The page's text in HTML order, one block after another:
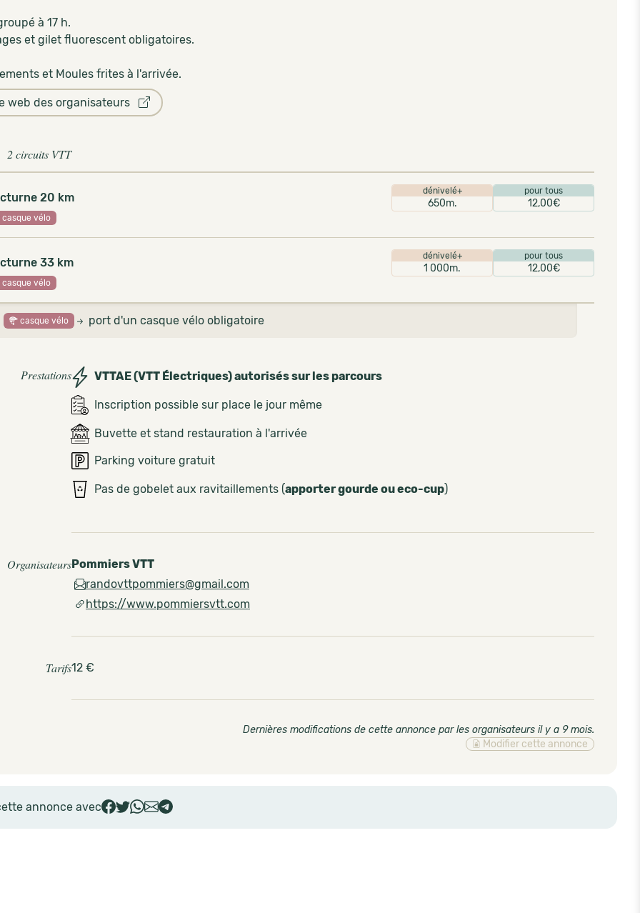
à 17 h.
et gilet fluorescent obligatoires.
et Moules frites à l'arrivée.
web des organisateurs
2 circuits VTT
20 km dénivelé+
650m.
pour tous
12,00€
casque vélo
33 km dénivelé+
1 000m.
pour tous
12,00€
casque vélo
casque vélo port d'un casque vélo obligatoire
Prestations VTTAE (VTT Électriques) autorisés sur les parcours
Inscription possible sur place le jour même
Buvette et stand restauration à l'arrivée
Parking voiture gratuit
Pas de gobelet aux ravitaillements (apporter gourde ou eco-cup)
OrganisateursPommiers VTT
randovttpommiers@gmail.com
https://www.pommiersvtt.com
Tarifs12 €
Dernières modifications de cette annonce par les organisateurs il y a 9 mois.
Modifier cette annonce
annonce avec